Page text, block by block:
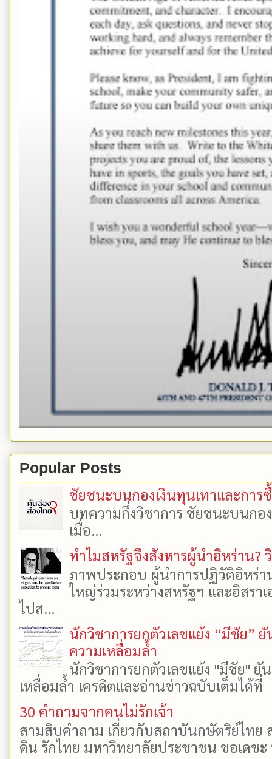
Popular Posts
ชัยชนะบนกองเงินทุนเทาและการ
บทความกึ่งวิชาการ ชัยชนะบนกอ
เมื่อ...
ทำไมสหรัฐจึงสังหารผู้นำอิหร่าน?
ภาพประกอบ ผู้นำการปฏิวัติอิหร่า
ใหญ่ร่วมระหว่างสหรัฐฯ และอิสรา
ไปส...
นักวิชาการยกตัวเลขแย้ง “มีชัย”
ความเหลื่อมล้ำ
นักวิชาการยกตัวเลขแย้ง "มีชัย"
เหลื่อมล้ำ เครดิตและอ่านข่าวฉบับเต็มได้
30 คำถามจากคนไม่รักเจ้า
สามสิบคำถาม เกี่ยวกับสถาบันกษัตริย์ไทย
ดิน รักไทย มหาวิทยาลัยประชาชน ขอเดช